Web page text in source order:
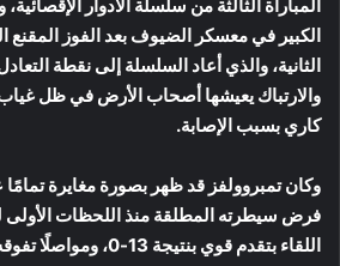
المباراة الثالثة من سلسلة الأدوار
الكبير في معسكر الضيوف بعد الفوز المقنع
الثانية، والذي أعاد السلسلة إلى نقطة
والارتباك يعيشها أصحاب الأرض في ظل
كاري بسبب الإصابة.
وكان تمبروولفز قد ظهر بصورة مغايرة تمامًا
فرض سيطرته المطلقة منذ اللحظات الأولى
اللقاء بتقدم قوي بنتيجة 13-0، ومواصلًا تفوقه حتى النهاية.